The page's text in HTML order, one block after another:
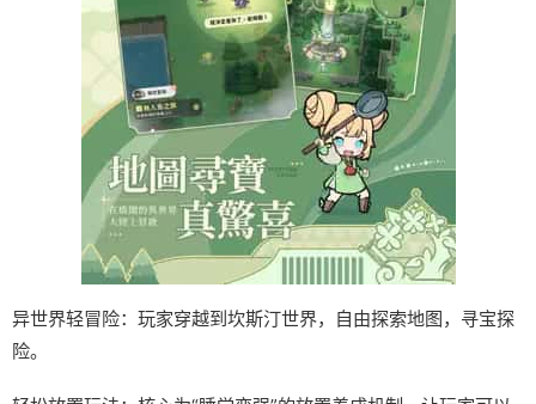
异世界轻冒险：玩家穿越到坎斯汀世界，自由探索地图，寻宝探
险。